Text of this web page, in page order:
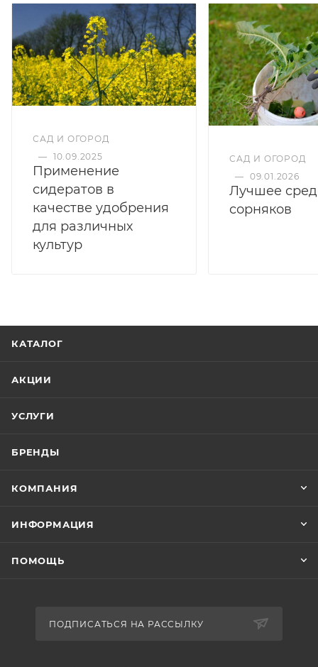
САД И ОГОРОД
— 10.09.2025
Применение
сидератов в
качестве удобрения
для различных
культур
САД И ОГОРОД
— 09.01.2026
Лучшее
сорняков
КАТАЛОГ
АКЦИИ
УСЛУГИ
БРЕНДЫ
КОМПАНИЯ
ИНФОРМАЦИЯ
ПОМОЩЬ
ПОДПИСАТЬСЯ НА РАССЫЛКУ